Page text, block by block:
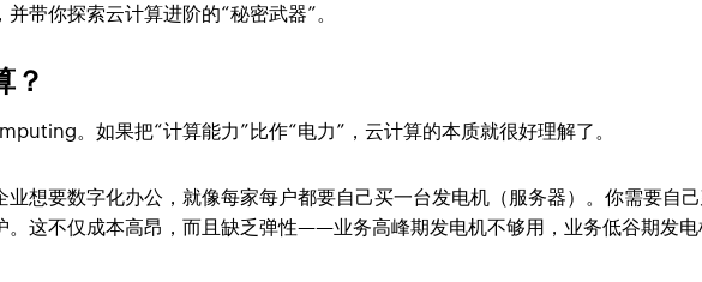
带你探索云计算进阶的“秘密武器”。
？
。如果把“计算能力”比作“电力”，云计算的本质就很好理解了。
业想要数字化办公，就像每家每户都要自己买一台发电机（服务器）。你需要自
。这不仅成本高昂，而且缺乏弹性——业务高峰期发电机不够用，业务低谷期发